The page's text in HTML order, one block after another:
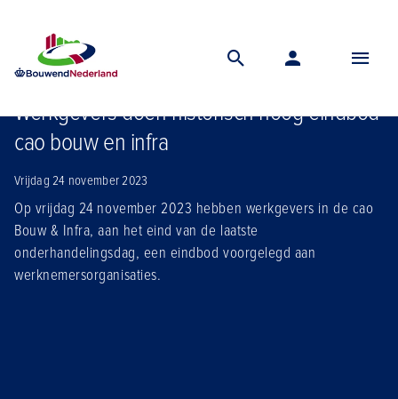
Nieuws
Werkgevers doen historisch hoog eindbod
cao bouw en infra
Vrijdag 24 november 2023
Op vrijdag 24 november 2023 hebben werkgevers in de cao
Bouw & Infra, aan het eind van de laatste
onderhandelingsdag, een eindbod voorgelegd aan
werknemersorganisaties.